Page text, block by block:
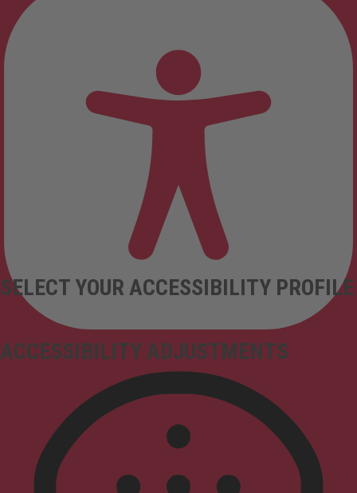
ACCESSIBILITY ADJUSTMENTS
SELECT YOUR ACCESSIBILITY PROFILE